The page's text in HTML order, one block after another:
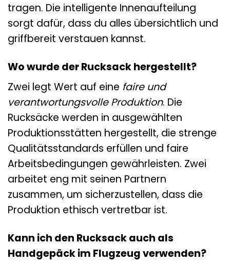
tragen. Die intelligente Innenaufteilung
sorgt dafür, dass du alles übersichtlich und
griffbereit verstauen kannst.
Wo wurde der Rucksack hergestellt?
Zwei legt Wert auf eine faire und
verantwortungsvolle Produktion. Die
Rucksäcke werden in ausgewählten
Produktionsstätten hergestellt, die strenge
Qualitätsstandards erfüllen und faire
Arbeitsbedingungen gewährleisten. Zwei
arbeitet eng mit seinen Partnern
zusammen, um sicherzustellen, dass die
Produktion ethisch vertretbar ist.
Kann ich den Rucksack auch als
Handgepäck im Flugzeug verwenden?